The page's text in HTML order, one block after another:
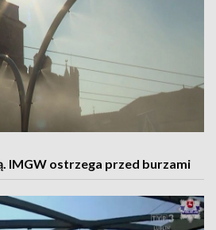
IMGW ostrzega przed burzami